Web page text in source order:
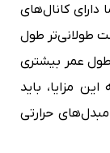
دارای کانال‌های
طولانی‌تر طول
عمر بیشتری
مزایا، باید
مبدل‌های حرارتی